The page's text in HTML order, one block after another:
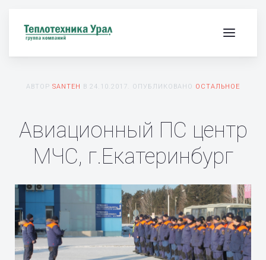
АВТОР SANTEH В 24.10.2017 . ОПУБЛИКОВАНО ОСТАЛЬНОЕ
Авиационный ПС центр
МЧС, г.Екатеринбург